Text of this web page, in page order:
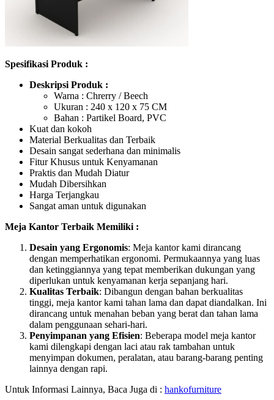
Spesifikasi Produk :
Deskripsi Produk :
Warna : Chrerry / Beech
Ukuran : 240 x 120 x 75 CM
Bahan : Partikel Board, PVC
Kuat dan kokoh
Material Berkualitas dan Terbaik
Desain sangat sederhana dan minimalis
Fitur Khusus untuk Kenyamanan
Praktis dan Mudah Diatur
Mudah Dibersihkan
Harga Terjangkau
Sangat aman untuk digunakan
Meja Kantor Terbaik Memiliki :
Desain yang Ergonomis: Meja kantor kami dirancang
dengan memperhatikan ergonomi. Permukaannya yang luas
dan ketinggiannya yang tepat memberikan dukungan yang
diperlukan untuk kenyamanan kerja sepanjang hari.
Kualitas Terbaik: Dibangun dengan bahan berkualitas
tinggi, meja kantor kami tahan lama dan dapat diandalkan. Ini
dirancang untuk menahan beban yang berat dan tahan lama
dalam penggunaan sehari-hari.
Penyimpanan yang Efisien: Beberapa model meja kantor
kami dilengkapi dengan laci atau rak tambahan untuk
menyimpan dokumen, peralatan, atau barang-barang penting
lainnya dengan rapi.
Untuk Informasi Lainnya, Baca Juga di : hankofurniture